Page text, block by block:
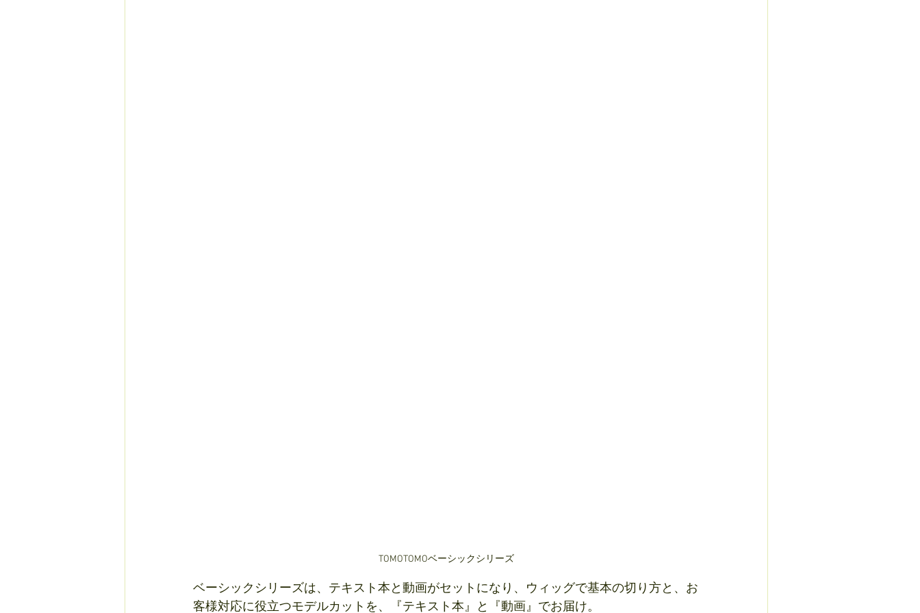
TOMOTOMOベーシックシリーズ
ベーシックシリーズは、テキスト本と動画がセットになり、ウィッグで基本の切り方と、お
客様対応に役立つモデルカットを、『テキスト本』と『動画』でお届け。